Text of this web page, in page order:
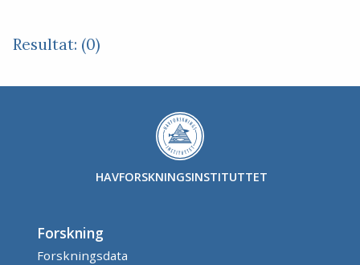
Resultat: (0)
HAVFORSKNINGSINSTITUTTET
Forskning
Forskningsdata